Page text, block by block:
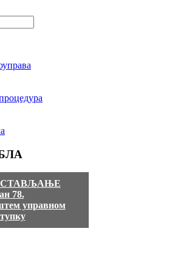
78.
управном